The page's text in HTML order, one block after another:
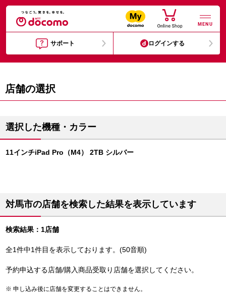
MENU
サポート ログインする
店舗の選択
選択した機種・カラー
11インチiPad Pro（M4） 2TB シルバー
対馬市の店舗を検索した結果を表示しています
検索結果：1店舗
全1件中1件目を表示しております。(50音順)
予約申込する店舗/購入商品受取り店舗を選択してください。
申し込み後に店舗を変更することはできません。